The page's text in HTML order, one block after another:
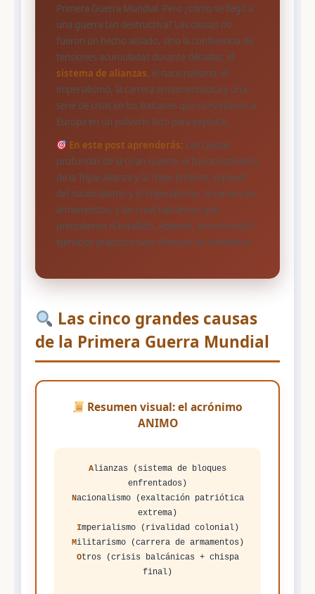
Primera Guerra Mundial. Pero ¿cómo se llegó a
una guerra tan destructiva? Las causas no
fueron un hecho aislado, sino la confluencia de
tensiones acumuladas durante décadas: el
sistema de alianzas, el nacionalismo, el
imperialismo, la carrera armamentística y una
serie de crisis en los Balcanes que convirtieron a
Europa en un polvorín listo para explotar.
En este post aprenderás: Las causas
profundas de la Gran Guerra, el funcionamiento
de la Triple Alianza y la Triple Entente, el papel
del nacionalismo y el imperialismo, la carrera de
armamentos, y las crisis balcánicas que
precedieron al estallido. Además, encontrarás 5
ejercicios prácticos para afianzar los conceptos.
Las cinco grandes causas
de la Primera Guerra Mundial
Resumen visual: el acrónimo
ANIMO
Alianzas (sistema de bloques
enfrentados)
Nacionalismo (exaltación patriótica
extrema)
Imperialismo (rivalidad colonial)
Militarismo (carrera de armamentos)
Otros (crisis balcánicas + chispa
final)